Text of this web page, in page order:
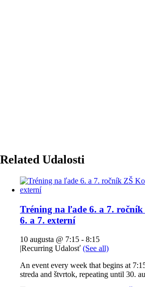
Related Udalosti
Tréning na ľade 6. a 7. ročník
6. a 7. externí
10 augusta @ 7:15 - 8:15
|Recurring Udalosť (See all)
An event every week that begins at
streda and štvrtok, repeating until 30.